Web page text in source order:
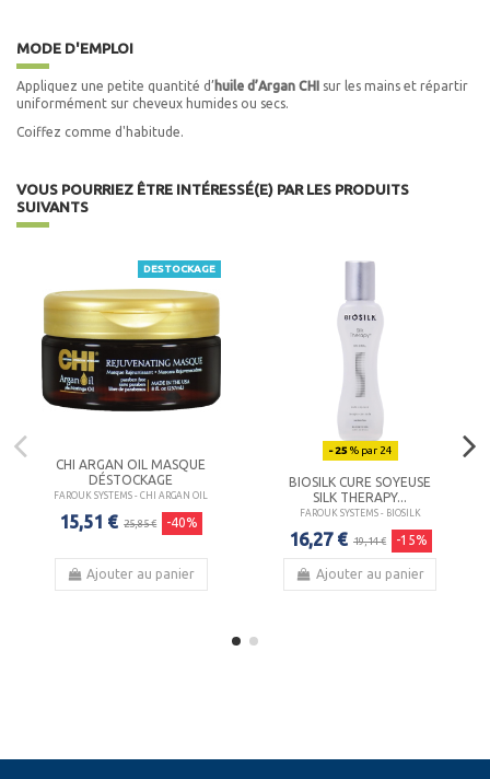
MODE D'EMPLOI
Appliquez une petite quantité d’ huile d’Argan CHI
sur les mains et répartir
uniformément sur cheveux humides ou secs.
Coiffez comme d'habitude.
VOUS POURRIEZ ÊTRE INTÉRESSÉ(E) PAR LES PRODUITS
SUIVANTS
DESTOCKAGE
CHI ARGAN OIL MASQUE
DÉSTOCKAGE
FAROUK SYSTEMS - CHI ARGAN OIL
15,51 € 25,85 € -40%
Ajouter au panier
- 25% par 24
BIOSILK CURE SOYEUSE
SILK THERAPY...
FAROUK SYSTEMS - BIOSILK
16,27 € 19,14 € -15%
Ajouter au panier